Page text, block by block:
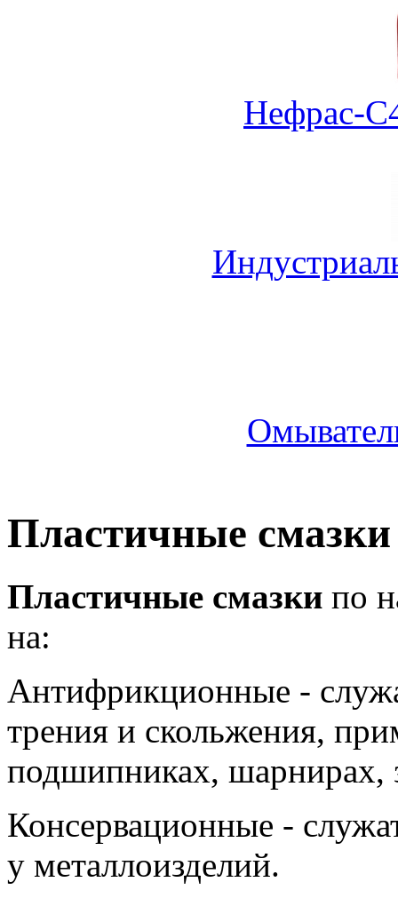
Нефрас-
Пластичные смазки
Пластичные смазки по
на:
Антифрикционные -
трения и скольжения,
подшипниках, шарнирах,
Консервационные -
у металлоизделий.